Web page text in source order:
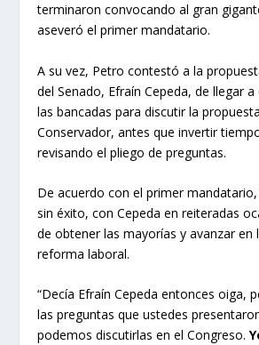
terminaron convocando al gran
aseveró el primer mandatario.
A su vez, Petro contestó a la
del Senado, Efraín Cepeda, de llegar
las bancadas para discutir la
Conservador, antes que invertir
revisando el pliego de preguntas.
De acuerdo con el primer
sin éxito, con Cepeda en reiteradas
de obtener las mayorías y avanzar en
reforma laboral.
“Decía Efraín Cepeda entonces oiga,
las preguntas que ustedes
podemos discutirlas en el Congreso.